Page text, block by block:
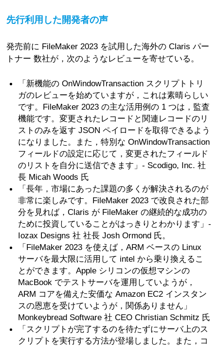
先行利用した開発者の声
発売前に FileMaker 2023 を試用した海外の Claris パー
トナー 数社が，次のようなレビューを寄せている。
「新機能の OnWindowTransaction スクリプトトリ
ガのレビューを始めていますが，これは素晴らしい
です。FileMaker 2023 の主な活用例の 1 つは，監査
機能です。変更されたレコードと関連レコードのリ
ストのみを返す JSON ペイロードを取得できるよう
になりました。また，特別な OnWindowTransaction
フィールドの設定に応じて，変更されたフィールド
のリストを自分に送信できます」- Scodigo, Inc. 社
長 Micah Woods 氏
「長年，市場にあった課題の多くが解決されるのが
非常に楽しみです。FileMaker 2023 で改良された部
分を見れば，Claris が FileMaker の継続的な成功の
ために投資していることがはっきりとわかります」-
Iozax Designs 社 社長 Josh Ormond 氏。
「FileMaker 2023 を使えば，ARM ベースの Linux
サーバを最大限に活用して intel から乗り換えるこ
とができます。Apple シリコンの仮想マシンの
MacBook でテストサーバを運用していようが，
ARM コアを備えた安価な Amazon EC2 インスタン
スの恩恵を受けていようが，関係ありません」
Monkeybread Software 社 CEO Christian Schmitz 氏
「スクリプトが完了するのを待たずにサーバ上のス
クリプトを実行する方法が登場しました。また，コ